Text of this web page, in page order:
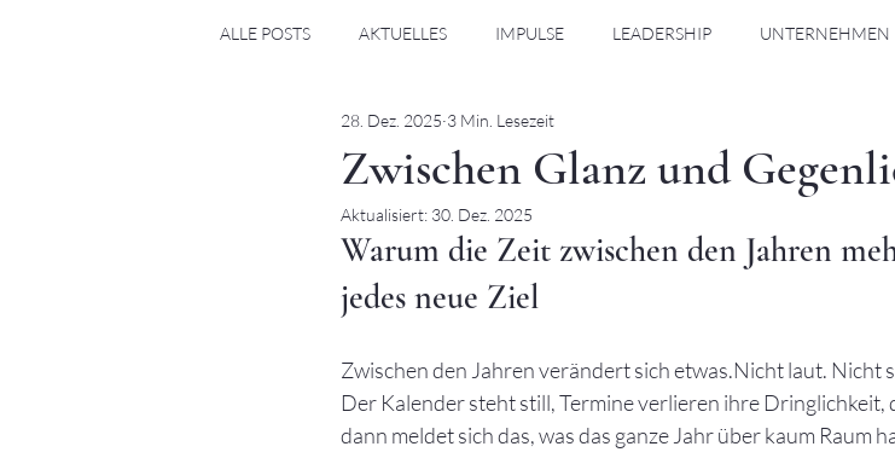
ALLE POSTS AKTUELLES IMPULSE LEADERSHIP UNTERNEHMEN
NARZISSMUS
Zwischen Glanz und
28. Dez. 2025 3 Min. Lesezeit
Aktualisiert: 30. Dez. 2025
Warum die Zeit zwischen den Jahren
jedes neue Ziel
Zwischen den Jahren verändert sich etwas.Nicht laut. Nicht
Der Kalender steht still, Termine verlieren ihre Dringlichkeit,
dann meldet sich das, was das ganze Jahr über kaum Raum